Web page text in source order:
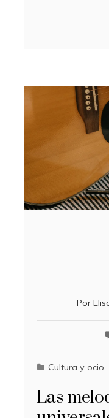
Por
Cultura y ocio
Las